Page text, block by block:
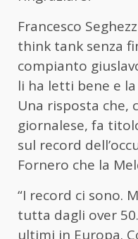
Francesco
think tank senza
compianto
li ha letti bene e
Una risposta che,
giornalese, fa
sul record
Fornero che la
“I record ci sono.
tutta dagli over
ultimi in Europa.